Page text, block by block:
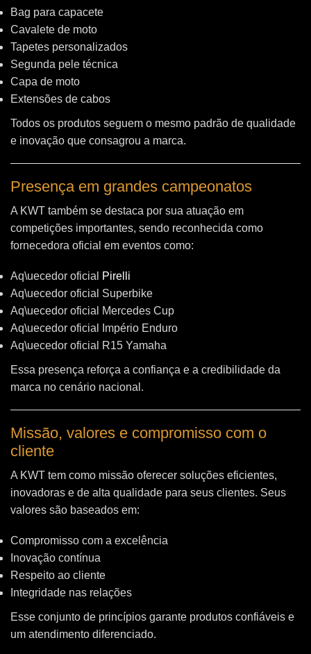
Bag para capacete
Cavalete de moto
Tapetes personalizados
Segunda pele técnica
Capa de moto
Extensões de cabos
Todos os produtos seguem o mesmo padrão de qualidade
e inovação que consagrou a marca.
Presença em grandes campeonatos
A KWT também se destaca por sua atuação em
competições importantes, sendo reconhecida como
fornecedora oficial em eventos como:
Aq\uecedor oficial
Pirelli
Aq\uecedor oficial Superbike
Aq\uecedor oficial Mercedes Cup
Aq\uecedor oficial Império Enduro
Aq\uecedor oficial R15 Yamaha
Essa presença reforça a confiança e a credibilidade da
marca no cenário nacional.
Missão, valores e compromisso com o
cliente
A KWT tem como missão oferecer soluções eficientes,
inovadoras e de alta qualidade para seus clientes. Seus
valores são baseados em:
Compromisso com a excelência
Inovação contínua
Respeito ao cliente
Integridade nas relações
Esse conjunto de princípios garante produtos confiáveis e
um atendimento diferenciado.